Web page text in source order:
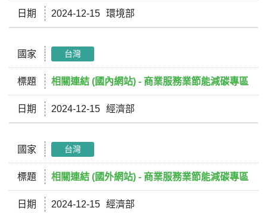
日期 2024-12-15 環境部
國家 台灣
標題 相關連結 (國內網站) - 商業服務業節能減碳專區
日期 2024-12-15 經濟部
國家 台灣
標題 相關連結 (國外網站) - 商業服務業節能減碳專區
日期 2024-12-15 經濟部